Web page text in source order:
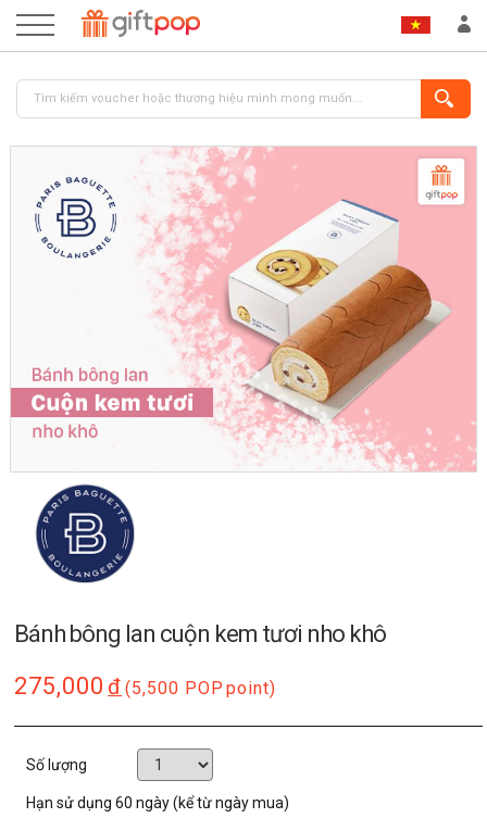
ĐĂNG NHẬP ĐĂNG KÝ
Bánh bông lan cuộn kem tươi nho khô
275,000 đ (5,500 POP point)
Số lượng
Hạn sử dụng60 ngày (kể từ ngày mua)